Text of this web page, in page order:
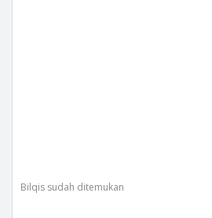
Bilqis sudah ditemukan